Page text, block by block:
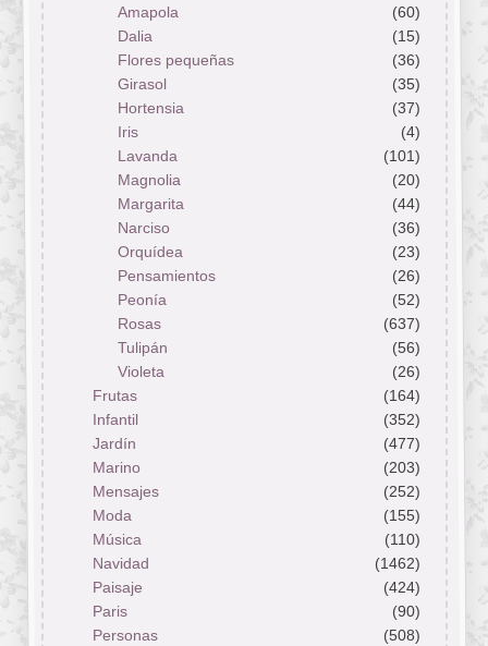
Amapola
(60)
Dalia
(15)
Flores pequeñas
(36)
Girasol
(35)
Hortensia
(37)
Iris
(4)
Lavanda
(101)
Magnolia
(20)
Margarita
(44)
Narciso
(36)
Orquídea
(23)
Pensamientos
(26)
Peonía
(52)
Rosas
(637)
Tulipán
(56)
Violeta
(26)
Frutas
(164)
Infantil
(352)
Jardín
(477)
Marino
(203)
Mensajes
(252)
Moda
(155)
Música
(110)
Navidad
(1462)
Paisaje
(424)
Paris
(90)
Personas
(508)